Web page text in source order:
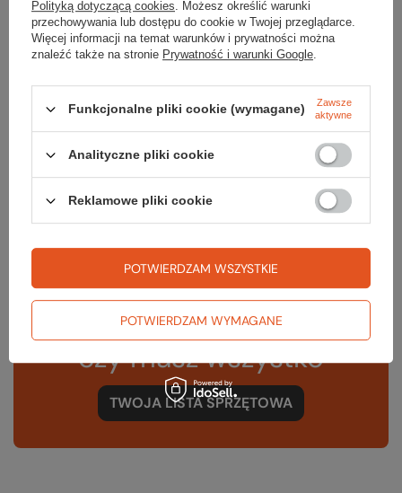
Kaptur
tak, zintegrowany –
nieodpinany
Waga [g]
648
orion blue
Rodzaj wypełnienia
syntetyk
Kod EAN
5059913028637
Sprawdź
czy masz wszystko
TWOJA LISTA SPRZĘTOWA
Polityką dotyczącą cookies. Możesz określić warunki
przechowywania lub dostępu do cookie w Twojej przeglądarce.
Więcej informacji na temat warunków i prywatności można
znaleźć także na stronie Prywatność i warunki Google.
Funkcjonalne pliki cookie (wymagane)
Zawsze
aktywne
Analityczne pliki cookie
Reklamowe pliki cookie
POTWIERDZAM WYMAGANE
POTWIERDZAM WSZYSTKIE